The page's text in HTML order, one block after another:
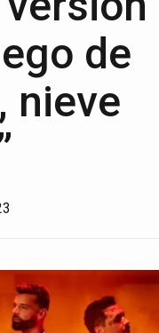
de
nieve